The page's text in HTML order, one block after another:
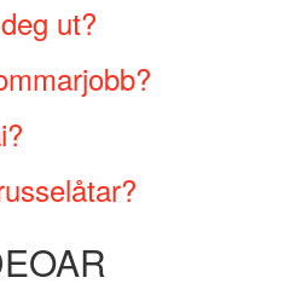
ut?